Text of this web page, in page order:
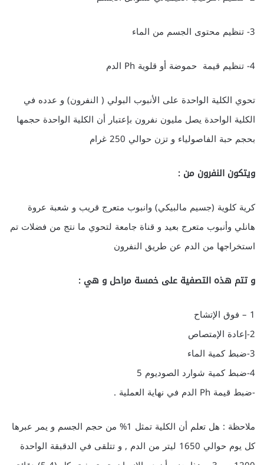
3- تنظيم محتوى الجسم من الماء
4- تنظيم قيمة حموضة أو قلوية Ph الدم
تحوي الكلية الواحدة على الأنبوب البولي ( النفرون) و عدده في
الكلية الواحدة يصل مليون نفرون بإعتبار أن الكلية الواحدة حجمها
بحجم حبة الفاصولياء و تزن حوالي 250 غرام
ويتكون النفرون من :
كرية كلوية (جسيم مالبيكي) وانبوب متعرج قريب و شعبة عروة
هانلي وأنبوب متعرج بعيد و قناة جامعة لتحوي ما نتج من فضلات تم
استخراجها من الدم عن طريق النفرون
و تتم هذه التصفية على خمسة مراحل و هي :
1 – فوق الإتشاح
2-إعادة الإمتصاص
3-ضبط كمية الماء
4-ضبط كمية شوارد الصوديوم 5
-ضبط قيمة Ph الدم في نهاية العملية .
ملاحظة : هل تعلم أن الكلية تمثل 1% من حجم الجسم و يمر عبرها
كل يوم حوالي 1650 ليتر من الدم , و تتلقى في الدقبقة الواحدة